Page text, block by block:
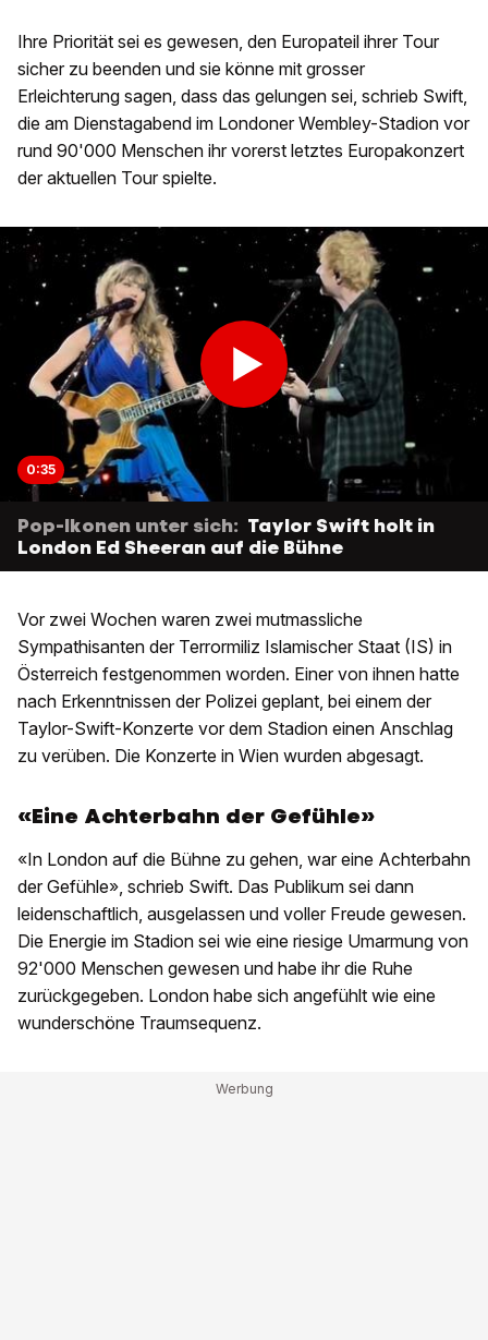
Ihre Priorität sei es gewesen, den Europateil ihrer Tour
sicher zu beenden und sie könne mit grosser
Erleichterung sagen, dass das gelungen sei, schrieb Swift,
die am Dienstagabend im Londoner Wembley-Stadion vor
rund 90'000 Menschen ihr vorerst letztes Europakonzert
der aktuellen Tour spielte.
0:35
Pop-Ikonen unter sich: Taylor Swift holt in
London Ed Sheeran auf die Bühne
Vor zwei Wochen waren zwei mutmassliche
Sympathisanten der Terrormiliz Islamischer Staat (IS) in
Österreich festgenommen worden. Einer von ihnen hatte
nach Erkenntnissen der Polizei geplant, bei einem der
Taylor-Swift-Konzerte vor dem Stadion einen Anschlag
zu verüben. Die Konzerte in Wien wurden abgesagt.
«Eine Achterbahn der Gefühle»
«In London auf die Bühne zu gehen, war eine Achterbahn
der Gefühle», schrieb Swift. Das Publikum sei dann
leidenschaftlich, ausgelassen und voller Freude gewesen.
Die Energie im Stadion sei wie eine riesige Umarmung von
92'000 Menschen gewesen und habe ihr die Ruhe
zurückgegeben. London habe sich angefühlt wie eine
wunderschöne Traumsequenz.